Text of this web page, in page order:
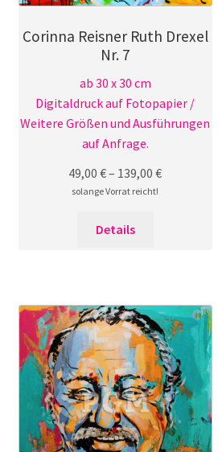
Corinna Reisner Ruth Drexel
Nr. 7
ab 30 x 30 cm
Digitaldruck auf Fotopapier /
Weitere Größen und Ausführungen
auf Anfrage.
49,00€– 139,00€
solange Vorrat reicht!
Details
auf.
Die
Optionen
können
auf
der
Produktseite